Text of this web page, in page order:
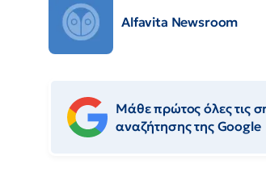
Alfavita Newsroom
Μάθε πρώτος όλες τις
αναζήτησης της Google